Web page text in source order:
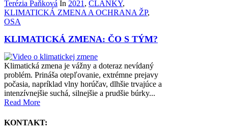
Terézia Paňková In 2021, ČLÁNKY,
KLIMATICKÁ ZMENA A OCHRANA ŽP,
OSA
KLIMATICKÁ ZMENA: ČO S TÝM?
Klimatická zmena je vážny a doteraz nevídaný
problém. Prináša otepľovanie, extrémne prejavy
počasia, napríklad vlny horúčav, dlhšie trvajúce a
intenzívnejšie suchá, silnejšie a prudšie búrky...
Read More
KONTAKT: